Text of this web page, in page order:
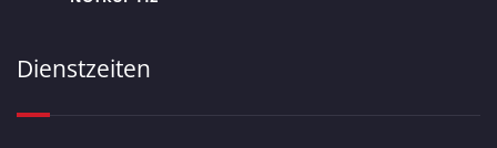
Dienstzeiten